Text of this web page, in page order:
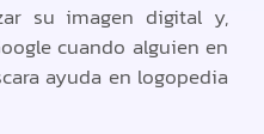
su imagen digital y,
cuando alguien en
ayuda en logopedia